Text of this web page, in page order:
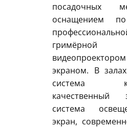
посадочных
оснащением
экраном. В
система
качественный
система
экран,